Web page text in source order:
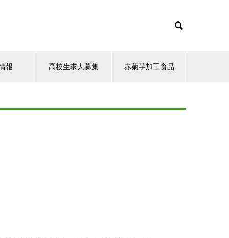

報 高校生求人募集 赤菊芋加工食品